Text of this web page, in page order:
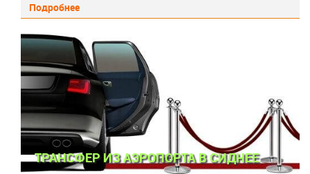
Подробнее
ТРАНСФЕР ИЗ АЭРОПОРТА В СИДНЕЕ